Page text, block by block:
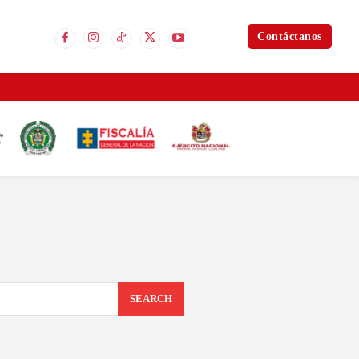
Contáctanos
SEARCH